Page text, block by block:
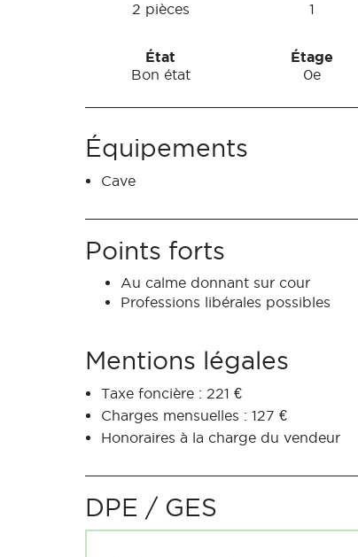
2 pièces
1
État
Bon état
Étage
0e
Équipements
Cave
Points forts
Au calme donnant sur cour
Professions libérales possibles
Mentions légales
Taxe foncière : 221 €
Charges mensuelles : 127 €
Honoraires à la charge du vendeur
DPE / GES